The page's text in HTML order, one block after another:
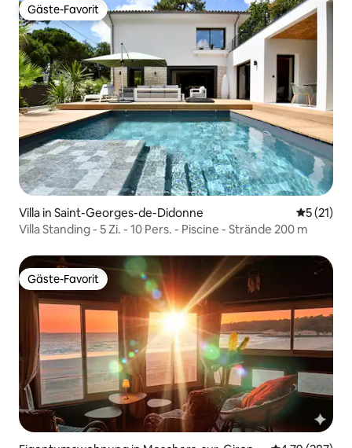
Gäste-Favorit
Gäste-Favorit
Villa in Saint-Georges-de-Didonne
5 (21)
Villa Standing - 5 Zi. - 10 Pers. - Piscine - Strände 200 m
Gäste-Favorit
Gäste-Favorit